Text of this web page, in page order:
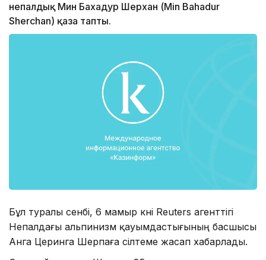
непалдық Мин Бахадур Шерхан (Min Bahadur
Sherchan) қаза тапты.
Бұл туралы сенбі, 6 мамыр күні Reuters агенттігі
Непалдағы альпинизм қауымдастығының басшысы
Анга Церинга Шерпаға сілтеме жасап хабарлады.